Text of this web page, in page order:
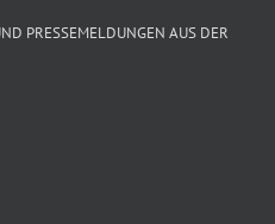
PRESSEMELDUNGEN AUS DER